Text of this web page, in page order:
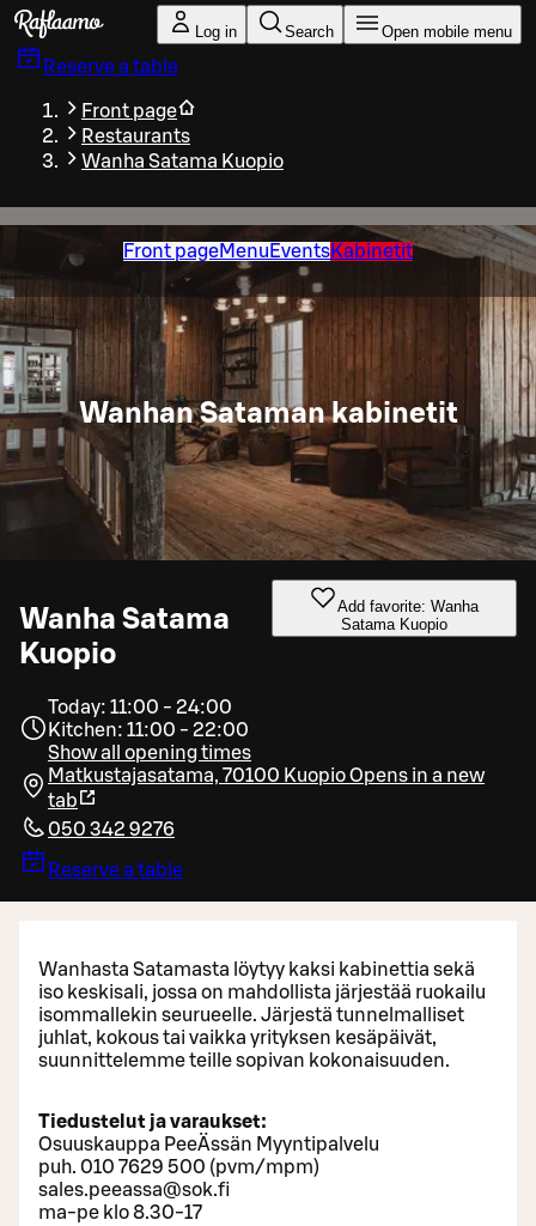
Skip to main content
Log in Search Open mobile menu
Reserve a table
Front page
Restaurants
Wanha Satama Kuopio
Front pageMenu EventsKabinetit
Wanhan Sataman kabinetit
Wanha Satama
Kuopio
Add favorite: Wanha
Satama Kuopio
Today: 11:00 - 24:00
Kitchen: 11:00 - 22:00
Show all opening times
Matkustajasatama, 70100 KuopioOpens in a new
tab
050 342 9276
Reserve a table
Wanhasta Satamasta löytyy kaksi kabinettia sekä
iso keskisali, jossa on mahdollista järjestää ruokailu
isommallekin seurueelle. Järjestä tunnelmalliset
juhlat, kokous tai vaikka yrityksen kesäpäivät,
suunnittelemme teille sopivan kokonaisuuden.
Tiedustelut ja varaukset:
Osuuskauppa PeeÄssän Myyntipalvelu
puh. 010 7629 500 (pvm/mpm)
sales.peeassa@sok.fi
ma-pe klo 8.30-17